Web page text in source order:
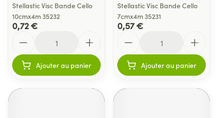
Stellastic Visc Bande Cello
10cmx4m 35232
0,72 €
Ajouter au panier
Stellastic Visc Bande Cello
7cmx4m 35231
0,57 €
Ajouter au panier